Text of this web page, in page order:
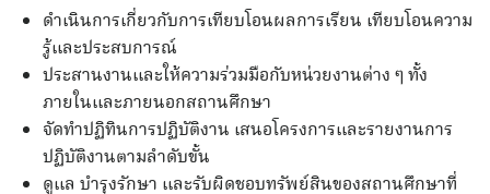
ดำเนินการเกี่ยวกับการเทียบโอนผลการเรียน เทียบโอนความ
รู้และประสบการณ์
ประสานงานและให้ความร่วมมือกับหน่วยงานต่าง ๆ ทั้ง
ภายในและภายนอกสถานศึกษา
จัดทำปฏิทินการปฏิบัติงาน เสนอโครงการและรายงานการ
ปฏิบัติงานตามลำดับขั้น
ดูแล บำรุงรักษา และรับผิดชอบทรัพย์สินของสถานศึกษาที่